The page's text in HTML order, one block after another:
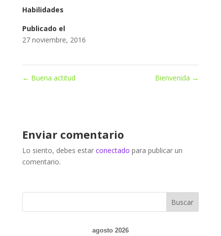
Habilidades
Publicado el
27 noviembre, 2016
← Buena actitud Bienvenida →
Enviar comentario
Lo siento, debes estar conectado para publicar un
comentario.
agosto 2026